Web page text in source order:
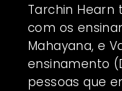
Tarchin Hearn
com os
Mahayana, e
ensinamento
pessoas que